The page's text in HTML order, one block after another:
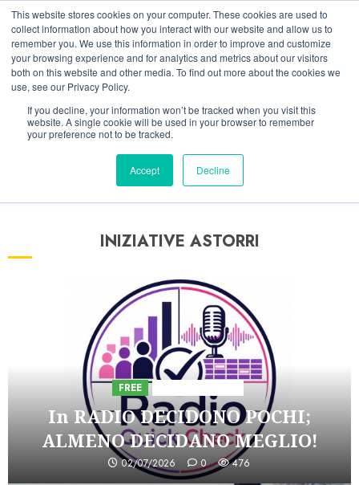
This website stores cookies on your computer. These cookies are used to
collect information about how you interact with our website and allow us to
remember you. We use this information in order to improve and customize
your browsing experience and for analytics and metrics about our visitors
both on this website and other media. To find out more about the cookies we
use, see our Privacy Policy.
If you decline, your information won’t be tracked when you visit this
website. A single cookie will be used in your browser to remember
your preference not to be tracked.
Accept Decline
Vai
contenuto
09/08/202607:56:54
LinkedinFacebook
X TelegramWhatsappMastodon
INIZIATIVE ASTORRI
FREE
In RADIO DECIDONO POCHI;
ALMENO DECIDANO MEGLIO!
02/07/2026 0 476